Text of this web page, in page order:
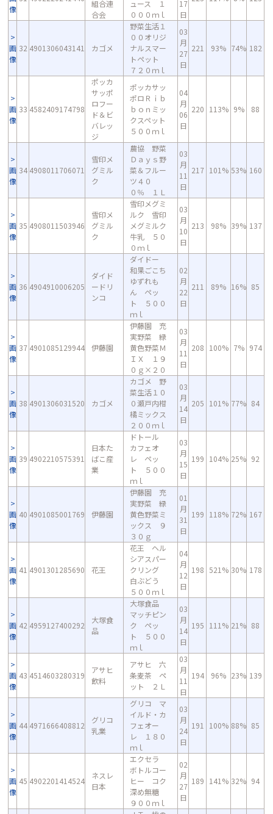
像
組合連
合会
ュース １
０００ｍｌ
17
日
画
像
32 4901306043141 カゴメ
野菜生活１
００オリジ
ナルスマー
トペット
７２０ｍｌ
03
月
27
日
221 93% 74% 182
画
像
33 4582409174798
ポッカ
サッポ
ロフー
ド＆ビ
バレッ
ジ
ポッカサッ
ポロＲｉｂ
ｂｏｎミッ
クスペット
５００ｍｌ
04
月
06
日
220 113% 9% 88
画
像
34 4908011706071
雪印メ
グミル
ク
農協 野菜
Ｄａｙｓ野
菜＆フルー
ツ４０
０％ １Ｌ
03
月
11
日
217 101% 53% 160
画
像
35 4908011503946
雪印メ
グミル
ク
雪印メグミ
ルク 雪印
メグミルク
牛乳 ５０
０ｍｌ
03
月
10
日
213 98% 39% 137
画
像
36 4904910006205
ダイド
ードリ
ンコ
ダイドー
和果ごこち
ゆずれも
ん ペッ
ト ５００
ｍｌ
02
月
22
日
211 89% 16% 85
画
像
37 4901085129944 伊藤園
伊藤園 充
実野菜 緑
黄色野菜Ｍ
ＩＸ １９
０ｇ×２０
03
月
11
日
208 100% 7% 974
画
像
38 4901306031520 カゴメ
カゴメ 野
菜生活１０
０瀬戸内柑
橘ミックス
２００ｍｌ
03
月
14
日
205 101% 77% 84
画
像
39 4902210575391
日本た
ばこ産
業
ドトール
カフェオ
レ ペッ
ト ５００
ｍｌ
03
月
15
日
199 104% 25% 92
画
像
40 4901085001769 伊藤園
伊藤園 充
実野菜 緑
黄色野菜ミ
ックス ９
３０ｇ
01
月
31
日
199 118% 72% 167
画
像
41 4901301285690 花王
花王 ヘル
シアスパー
クリング
白ぶどう
５００ｍｌ
04
月
12
日
198 521% 30% 178
画
像
42 4959127400292
大塚食
品
大塚食品
マッチピン
ク ペッ
ト ５００
ｍｌ
03
月
14
日
195 111% 21% 88
画
像
43 4514603280319
アサヒ
飲料
アサヒ 六
条麦茶 ペ
ット ２Ｌ
03
月
11
日
194 96% 23% 139
画
像
44 4971666408812
グリコ
乳業
グリコ マ
イルド・カ
フェオー
レ １８０
ｍｌ
03
月
24
日
191 100% 88% 85
画
像
45 4902201414524
ネスレ
日本
エクセラ
ボトルコー
ヒー コク
深め無糖
９００ｍｌ
02
月
27
日
189 141% 32% 94